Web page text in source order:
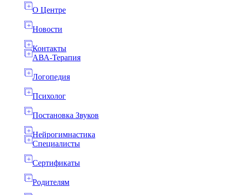
О Центре
Новости
Контакты
АВА-Терапия
Логопедия
Психолог
Постановка Звуков
Нейрогимнастика
Специалисты
Сертификаты
Родителям